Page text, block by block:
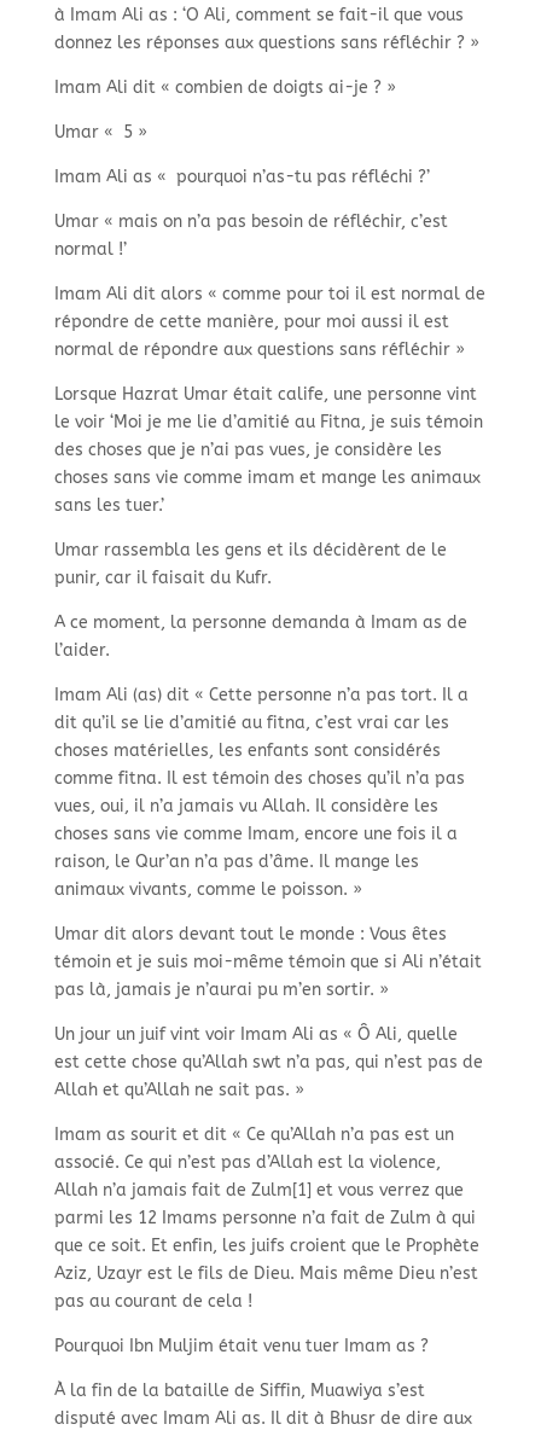
à Imam Ali as : ‘O Ali, comment se fait-il que vous
donnez les réponses aux questions sans réfléchir ? »
Imam Ali dit « combien de doigts ai-je ? »
Umar « 5 »
Imam Ali as « pourquoi n’as-tu pas réfléchi ?’
Umar « mais on n’a pas besoin de réfléchir, c’est
normal !’
Imam Ali dit alors « comme pour toi il est normal de
répondre de cette manière, pour moi aussi il est
normal de répondre aux questions sans réfléchir »
Lorsque Hazrat Umar était calife, une personne vint
le voir ‘Moi je me lie d’amitié au Fitna, je suis témoin
des choses que je n’ai pas vues, je considère les
choses sans vie comme imam et mange les animaux
sans les tuer.’
Umar rassembla les gens et ils décidèrent de le
punir, car il faisait du Kufr.
A ce moment, la personne demanda à Imam as de
l’aider.
Imam Ali (as) dit « Cette personne n’a pas tort. Il a
dit qu’il se lie d’amitié au fitna, c’est vrai car les
choses matérielles, les enfants sont considérés
comme fitna. Il est témoin des choses qu’il n’a pas
vues, oui, il n’a jamais vu Allah. Il considère les
choses sans vie comme Imam, encore une fois il a
raison, le Qur’an n’a pas d’âme. Il mange les
animaux vivants, comme le poisson. »
Umar dit alors devant tout le monde : Vous êtes
témoin et je suis moi-même témoin que si Ali n’était
pas là, jamais je n’aurai pu m’en sortir. »
Un jour un juif vint voir Imam Ali as « Ô Ali, quelle
est cette chose qu’Allah swt n’a pas, qui n’est pas de
Allah et qu’Allah ne sait pas. »
Imam as sourit et dit « Ce qu’Allah n’a pas est un
associé. Ce qui n’est pas d’Allah est la violence,
Allah n’a jamais fait de Zulm[1] et vous verrez que
parmi les 12 Imams personne n’a fait de Zulm à qui
que ce soit. Et enfin, les juifs croient que le Prophète
Aziz, Uzayr est le fils de Dieu. Mais même Dieu n’est
pas au courant de cela !
Pourquoi Ibn Muljim était venu tuer Imam as ?
À la fin de la bataille de Siffin, Muawiya s’est
disputé avec Imam Ali as. Il dit à Bhusr de dire aux